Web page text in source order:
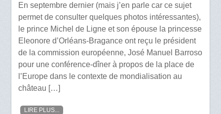
En septembre dernier (mais j’en parle car ce sujet
permet de consulter quelques photos intéressantes),
le prince Michel de Ligne et son épouse la princesse
Eleonore d’Orléans-Bragance ont reçu le président
de la commission européenne, José Manuel Barroso
pour une conférence-dîner à propos de la place de
l’Europe dans le contexte de mondialisation au
château […]
LIRE PLUS...